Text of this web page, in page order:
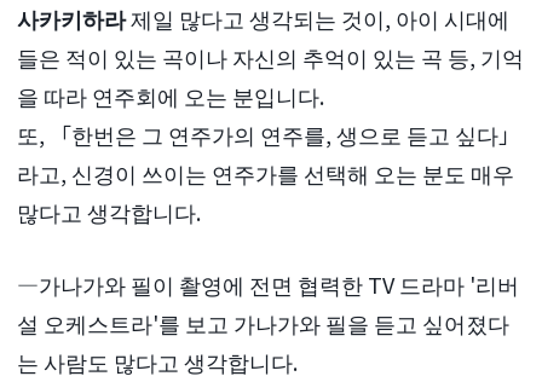
사카키하라제일 많다고 생각되는 것이, 아이 시대에
들은 적이 있는 곡이나 자신의 추억이 있는 곡 등, 기억
을 따라 연주회에 오는 분입니다.
또, 「한번은 그 연주가의 연주를, 생으로 듣고 싶다」
라고, 신경이 쓰이는 연주가를 선택해 오는 분도 매우
많다고 생각합니다.
―가나가와 필이 촬영에 전면 협력한 TV 드라마 '리버
설 오케스트라'를 보고 가나가와 필을 듣고 싶어졌다
는 사람도 많다고 생각합니다.